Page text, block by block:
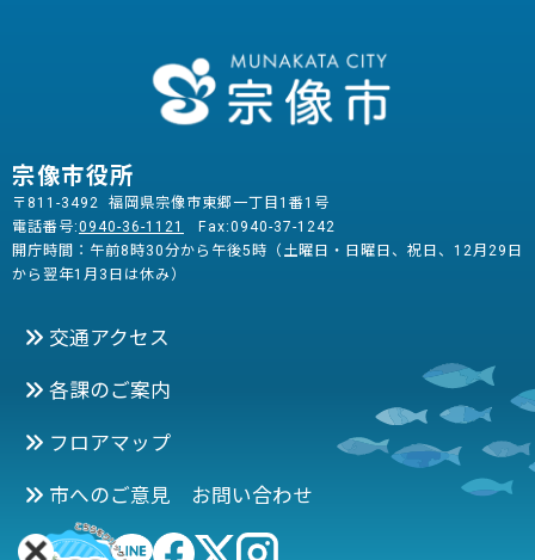
宗像市役所
〒811-3492 福岡県宗像市東郷一丁目1番1号
電話番号:0940-36-1121
Fax:0940-37-1242
開庁時間：午前8時30分から午後5時（土曜日・日曜日、祝日、12月29日
から翌年1月3日は休み）
交通アクセス
各課のご案内
フロアマップ
市へのご意見 お問い合わせ